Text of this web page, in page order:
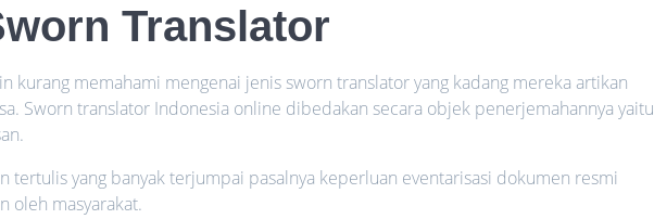
Translator
kurang memahami mengenai jenis sworn translator yang kadang mereka artikan
Sworn translator Indonesia online dibedakan secara objek penerjemahannya yaitu
tertulis yang banyak terjumpai pasalnya keperluan eventarisasi dokumen resmi
oleh masyarakat.